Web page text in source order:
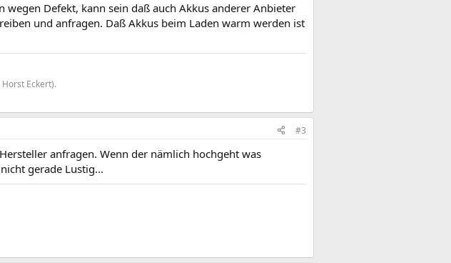
Defekt, kann sein daß auch Akkus anderer Anbieter
und anfragen. Daß Akkus beim Laden warm werden ist
Eckert).
#3
anfragen. Wenn der nämlich hochgeht was
gerade Lustig...